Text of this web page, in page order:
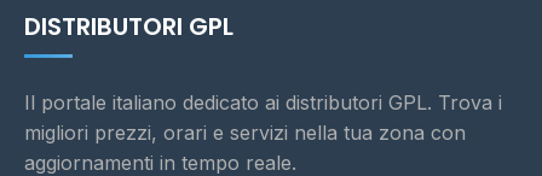
DISTRIBUTORI GPL
Il portale italiano dedicato ai distributori GPL. Trova i
migliori prezzi, orari e servizi nella tua zona con
aggiornamenti in tempo reale.